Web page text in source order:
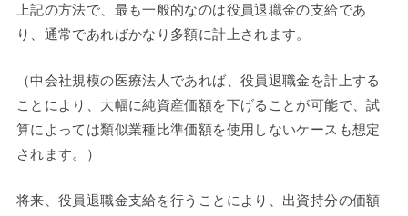
上記の方法で、最も一般的なのは役員退職金の支給であ
り、通常であればかなり多額に計上されます。
（中会社規模の医療法人であれば、役員退職金を計上する
ことにより、大幅に純資産価額を下げることが可能で、試
算によっては類似業種比準価額を使用しないケースも想定
されます。）
将来、役員退職金支給を行うことにより、出資持分の価額